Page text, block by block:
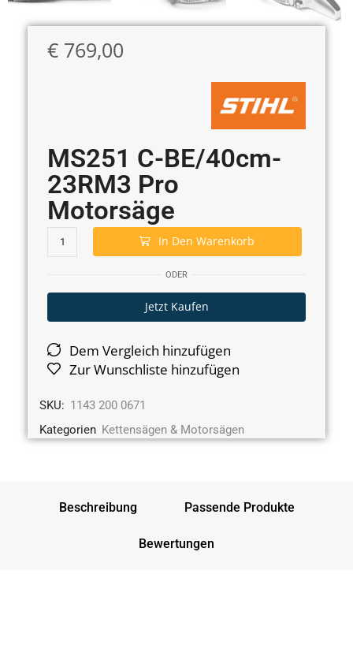
€ 769,00
MS251 C-BE/40cm-
23RM3 Pro
Motorsäge
In Den Warenkorb
ODER
Jetzt Kaufen
Dem Vergleich hinzufügen
Zur Wunschliste hinzufügen
SKU: 1143 200 0671
Kategorien Kettensägen & Motorsägen
Beschreibung Passende Produkte
Bewertungen